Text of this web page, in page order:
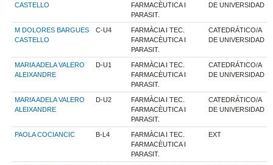
CASTELLO
FARMACÈUTICA I
PARASIT.
DE UNIVERSIDAD
M DOLORES BARGUES
CASTELLO
C-U4
FARMÀCIA I TEC.
FARMACÈUTICA I
PARASIT.
CATEDRÁTICO/A
DE UNIVERSIDAD
MARIA ADELA VALERO
ALEIXANDRE
D-U1
FARMÀCIA I TEC.
FARMACÈUTICA I
PARASIT.
CATEDRÁTICO/A
DE UNIVERSIDAD
MARIA ADELA VALERO
ALEIXANDRE
D-U2
FARMÀCIA I TEC.
FARMACÈUTICA I
PARASIT.
CATEDRÁTICO/A
DE UNIVERSIDAD
PAOLA COCIANCIC B-L4
FARMÀCIA I TEC.
FARMACÈUTICA I
PARASIT.
EXT